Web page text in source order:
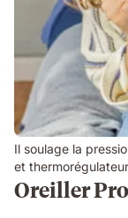
Il soulage la
et
Oreiller